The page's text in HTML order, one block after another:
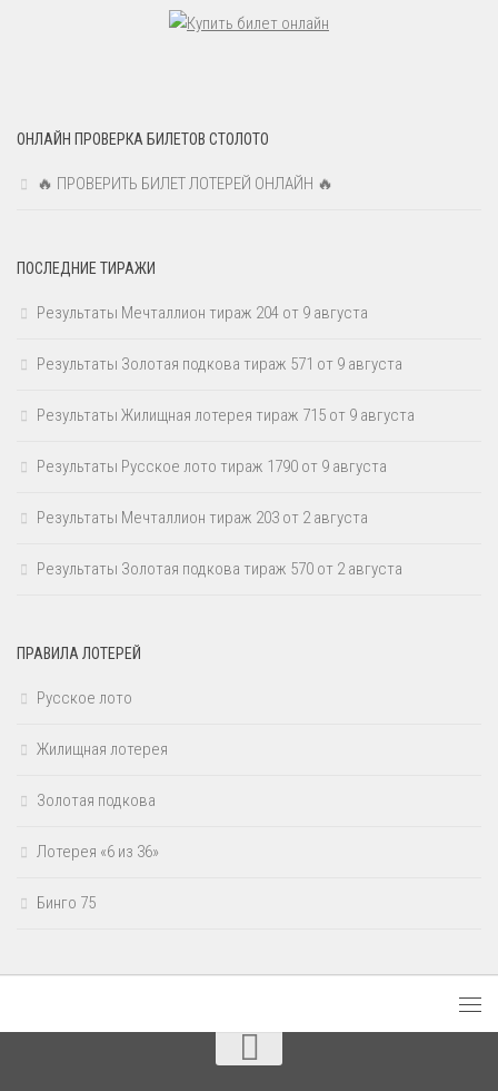
ОНЛАЙН ПРОВЕРКА БИЛЕТОВ СТОЛОТО
🔥 ПРОВЕРИТЬ БИЛЕТ ЛОТЕРЕЙ ОНЛАЙН 🔥
ПОСЛЕДНИЕ ТИРАЖИ
Результаты Мечталлион тираж 204 от 9 августа
Результаты Золотая подкова тираж 571 от 9 августа
Результаты Жилищная лотерея тираж 715 от 9 августа
Результаты Русское лото тираж 1790 от 9 августа
Результаты Мечталлион тираж 203 от 2 августа
Результаты Золотая подкова тираж 570 от 2 августа
ПРАВИЛА ЛОТЕРЕЙ
Русское лото
Жилищная лотерея
Золотая подкова
Лотерея «6 из 36»
Бинго 75